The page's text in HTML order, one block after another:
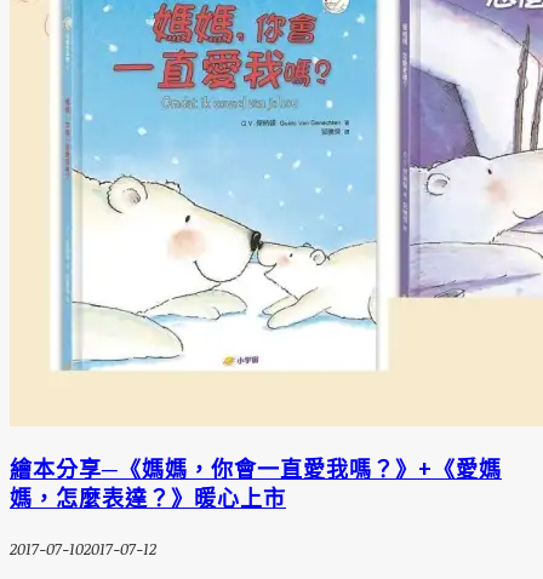
繪本分享─《媽媽，你會一直愛我嗎？》+《愛媽
媽，怎麼表達？》暖心上市
2017-07-102017-07-12